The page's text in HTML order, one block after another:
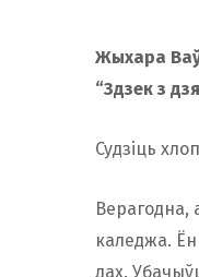
Жыхара
“Здзек з
Судзіць
Верагодна,
каледжа.
дах.